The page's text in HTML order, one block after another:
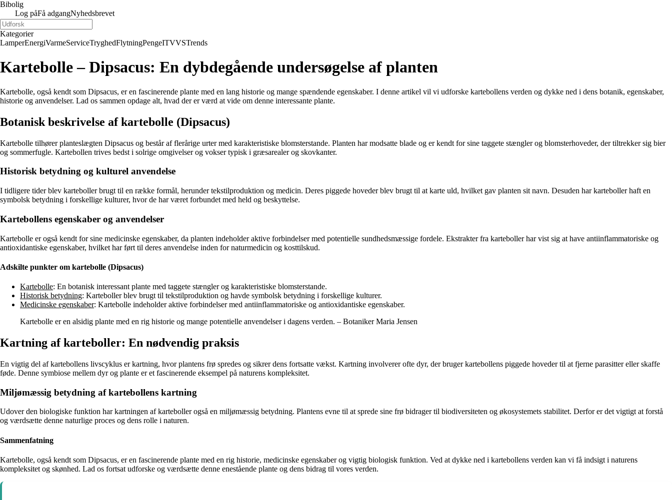
Bibolig
Log påFå adgangNyhedsbrevet
Kategorier
LamperEnergiVarmeServiceTryghedFlytningPengeITVVSTrends
Kartebolle – Dipsacus: En dybdegående undersøgelse af planten
Kartebolle, også kendt som Dipsacus, er en fascinerende plante med en lang historie og mange spændende egenskaber. I denne artikel vil vi udforske kartebollens verden og dykke ned i dens botanik, egenskaber,
historie og anvendelser. Lad os sammen opdage alt, hvad der er værd at vide om denne interessante plante.
Botanisk beskrivelse af kartebolle (Dipsacus)
Kartebolle tilhører planteslægten Dipsacus og består af flerårige urter med karakteristiske blomsterstande. Planten har modsatte blade og er kendt for sine taggete stængler og blomsterhoveder, der tiltrekker sig bier
og sommerfugle. Kartebollen trives bedst i solrige omgivelser og vokser typisk i græsarealer og skovkanter.
Historisk betydning og kulturel anvendelse
I tidligere tider blev karteboller brugt til en række formål, herunder tekstilproduktion og medicin. Deres piggede hoveder blev brugt til at karte uld, hvilket gav planten sit navn. Desuden har karteboller haft en
symbolsk betydning i forskellige kulturer, hvor de har været forbundet med held og beskyttelse.
Kartebollens egenskaber og anvendelser
Kartebolle er også kendt for sine medicinske egenskaber, da planten indeholder aktive forbindelser med potentielle sundhedsmæssige fordele. Ekstrakter fra karteboller har vist sig at have antiinflammatoriske og
antioxidantiske egenskaber, hvilket har ført til deres anvendelse inden for naturmedicin og kosttilskud.
Adskilte punkter om kartebolle (Dipsacus)
Kartebolle: En botanisk interessant plante med taggete stængler og karakteristiske blomsterstande.
Historisk betydning: Karteboller blev brugt til tekstilproduktion og havde symbolsk betydning i forskellige kulturer.
Medicinske egenskaber: Kartebolle indeholder aktive forbindelser med antiinflammatoriske og antioxidantiske egenskaber.
Kartebolle er en alsidig plante med en rig historie og mange potentielle anvendelser i dagens verden. – Botaniker Maria Jensen
Kartning af karteboller: En nødvendig praksis
En vigtig del af kartebollens livscyklus er kartning, hvor plantens frø spredes og sikrer dens fortsatte vækst. Kartning involverer ofte dyr, der bruger kartebollens piggede hoveder til at fjerne parasitter eller skaffe
føde. Denne symbiose mellem dyr og plante er et fascinerende eksempel på naturens kompleksitet.
Miljømæssig betydning af kartebollens kartning
Udover den biologiske funktion har kartningen af karteboller også en miljømæssig betydning. Plantens evne til at sprede sine frø bidrager til biodiversiteten og økosystemets stabilitet. Derfor er det vigtigt at forstå
og værdsætte denne naturlige proces og dens rolle i naturen.
Sammenfatning
Kartebolle, også kendt som Dipsacus, er en fascinerende plante med en rig historie, medicinske egenskaber og vigtig biologisk funktion. Ved at dykke ned i kartebollens verden kan vi få indsigt i naturens
kompleksitet og skønhed. Lad os fortsat udforske og værdsætte denne enestående plante og dens bidrag til vores verden.